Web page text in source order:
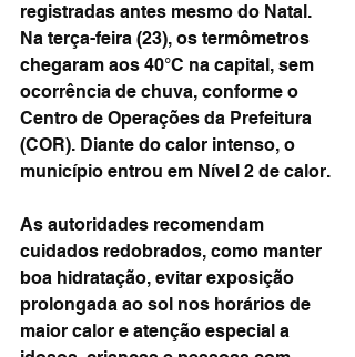
registradas antes mesmo do Natal.
Na terça-feira (23), os termômetros
chegaram aos 40°C na capital, sem
ocorrência de chuva, conforme o
Centro de Operações da Prefeitura
(COR). Diante do calor intenso, o
município entrou em Nível 2 de calor.
As autoridades recomendam
cuidados redobrados, como manter
boa hidratação, evitar exposição
prolongada ao sol nos horários de
maior calor e atenção especial a